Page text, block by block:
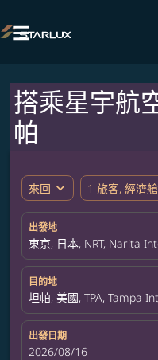

搭乘星宇航
帕
來回 expand_more 1 旅客, 經濟艙
出發地
東京, 日本, NRT, Narita
目的地
坦帕, 美國, TPA, Tampa
出發日期
fc-booking-departure-
2026/08/16